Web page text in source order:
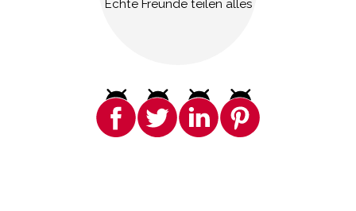
Echte Freunde teilen alles